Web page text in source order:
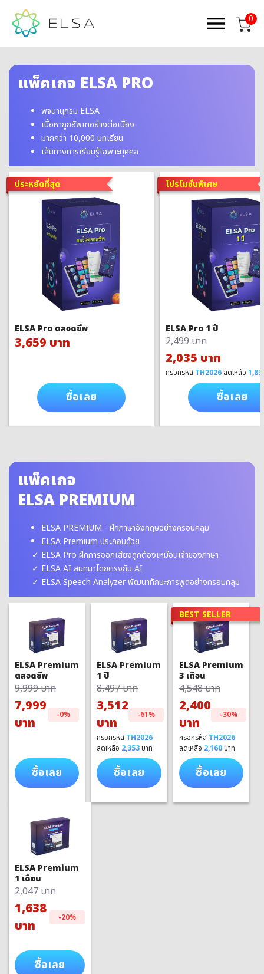
0
แพ็คเกจ ELSA PRO
พจนานุกรม ELSA
เนื้อหาถูกอัพเทอย่างต่อเนื่อง
มากกว่า 10,000 บทเรียน
เส้นทางการเรียนรู้เฉพาะบุคคล
ประหยัดที่สุด
ELSA Pro ตลอดชีพ
3,659 บาท
ซื้อเลย
โปรโมชั่นพิเศษ
ELSA Pro 1 ปี
2,499 บาท
2,035 บาท
กรอกรหัส TH2026 ลดเหลือ
ซื้อเลย
แพ็คเกจ
ELSA PREMIUM
ELSA PREMIUM - ฝึกภาษาอังกฤษอย่างครอบคลุม
ELSA Premium ประกอบด้วย
ELSA Pro ฝึกการออกเสียงถูกต้องเหมือนเจ้าของภาษา
ELSA AI สนทนาโดยตรงกับ AI
ELSA Speech Analyzer พัฒนาทักษะการพูดอย่างครอบคลุม
ELSA Premium
ตลอดชีพ
9,999 บาท
7,999
บาท
-0%
ซื้อเลย
ELSA Premium
1 ปี
8,497 บาท
3,512
บาท
-61%
กรอกรหัส TH2026
ลดเหลือ 2,353บาท
ซื้อเลย
BEST SELLER
ELSA Premium
3 เดือน
4,548 บาท
2,400
บาท
-30%
กรอกรหัส TH2026
ลดเหลือ 2,160บาท
ซื้อเลย
ELSA Premium
1 เดือน
2,047 บาท
1,638
บาท
-20%
ซื้อเลย